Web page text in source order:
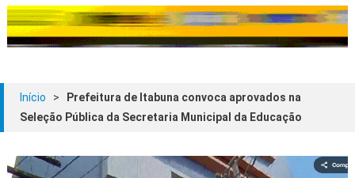
Início >
Prefeitura de Itabuna convoca aprovados na
Seleção Pública da Secretaria Municipal da Educação